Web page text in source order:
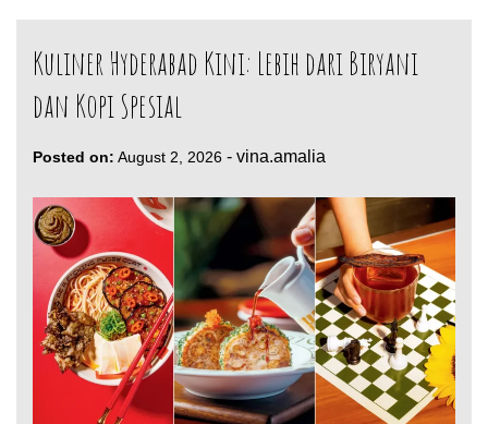
Kuliner Hyderabad Kini: Lebih dari Biryani
dan Kopi Spesial
Posted on: August 2, 2026 - vina.amalia